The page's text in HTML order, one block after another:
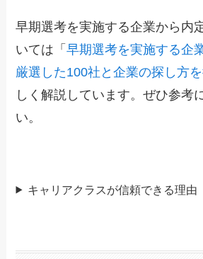
早期選考を実施する企業から内
いては「早期選考を実施する企
厳選した100社と企業の探し方
しく解説しています。ぜひ参考
い。
キャリアクラスが信頼できる理由